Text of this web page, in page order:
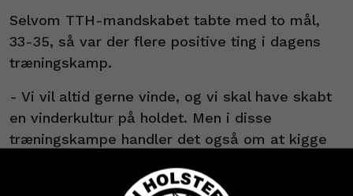
Selvom TTH-mandskabet tabte med to mål,
33-35, så var der flere positive ting i dagens
træningskamp.
- Vi vil altid gerne vinde, og vi skal have skabt
en vinderkultur på holdet. Men i disse
træningskampe handler det også om at kigge
på rette vej, siger Nicolaj Nørager og uddyber: